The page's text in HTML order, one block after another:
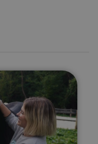
birsortzailea